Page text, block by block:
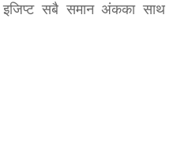
इजिप्ट सबै समान अंकका साथ